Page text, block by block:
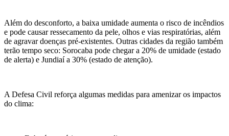
Além do desconforto, a baixa umidade aumenta o risco de incêndios
e pode causar ressecamento da pele, olhos e vias respiratórias, além
de agravar doenças pré-existentes. Outras cidades da região também
terão tempo seco: Sorocaba pode chegar a 20% de umidade (estado
de alerta) e Jundiaí a 30% (estado de atenção).
A Defesa Civil reforça algumas medidas para amenizar os impactos
do clima: